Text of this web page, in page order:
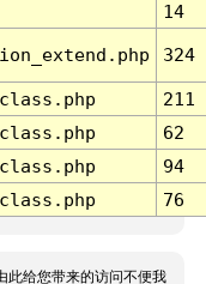
14
324
211
62
94
76
此给您带来的访问不便我